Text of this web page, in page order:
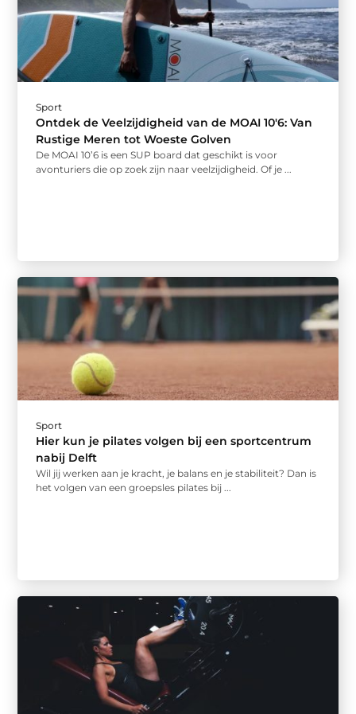
Sport
Ontdek de Veelzijdigheid van de MOAI 10'6: Van
Rustige Meren tot Woeste Golven
De MOAI 10’6 is een SUP board dat geschikt is voor
avonturiers die op zoek zijn naar veelzijdigheid. Of je ...
Sport
Hier kun je pilates volgen bij een sportcentrum
nabij Delft
Wil jij werken aan je kracht, je balans en je stabiliteit? Dan is
het volgen van een groepsles pilates bij ...